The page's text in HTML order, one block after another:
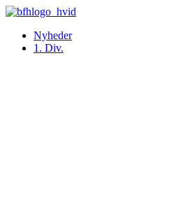
Videre
indholdNyheder
1. Div.